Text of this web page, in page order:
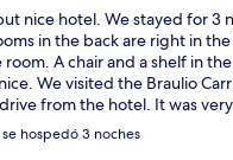
nice hotel. We stayed for 3
in the back are right in
room. A chair and a shelf in
We visited the Braulio
from the hotel. It was
with an aerial tram and two
The hotel booked a private
hospedó 3 noches